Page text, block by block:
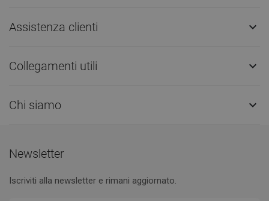
Assistenza clienti 
Collegamenti utili 
Chi siamo 
Newsletter
Iscriviti alla newsletter e rimani aggiornato.